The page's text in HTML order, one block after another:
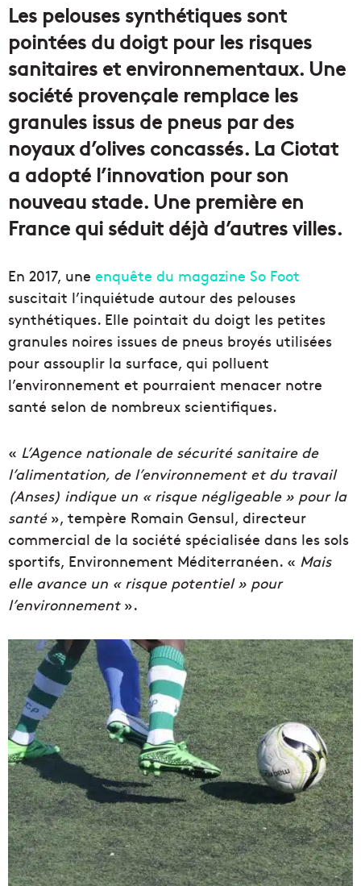
Les pelouses synthétiques sont
pointées du doigt pour les risques
sanitaires et environnementaux. Une
société provençale remplace les
granules issus de pneus par des
noyaux d’olives concassés. La Ciotat
a adopté l’innovation pour son
nouveau stade. Une première en
France qui séduit déjà d’autres villes.
En 2017, une enquête du magazine So Foot
suscitait l’inquiétude autour des pelouses
synthétiques. Elle pointait du doigt les petites
granules noires issues de pneus broyés utilisées
pour assouplir la surface, qui polluent
l’environnement et pourraient menacer notre
santé selon de nombreux scientifiques.
« L’Agence nationale de sécurité sanitaire de
l’alimentation, de l’environnement et du travail
(Anses) indique un « risque négligeable » pour la
santé», tempère Romain Gensul, directeur
commercial de la société spécialisée dans les sols
sportifs, Environnement Méditerranéen. « Mais
elle avance un « risque potentiel » pour
l’environnement».